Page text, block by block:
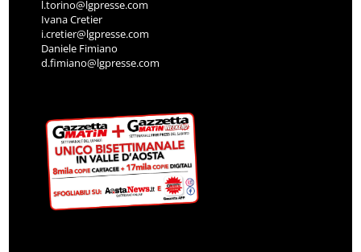
l.torino@lgpresse.com
Ivana Cretier
i.cretier@lgpresse.com
Daniele Fimiano
d.fimiano@lgpresse.com